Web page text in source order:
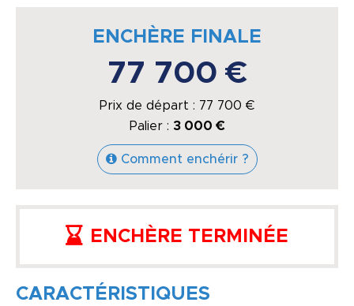
ENCHÈRE FINALE
77 700 €
Prix de départ : 77 700 €
Palier : 3 000 €
Comment enchérir ?
ENCHÈRE TERMINÉE
CARACTÉRISTIQUES